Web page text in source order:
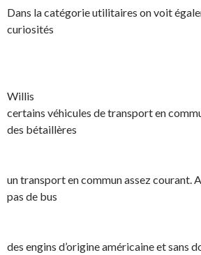
Dans la catégorie utilitaires on voit
curiosités
Willis
certains véhicules de transport en
des bétaillères
un transport en commun assez courant.
pas de bus
des engins d’origine américaine et sans